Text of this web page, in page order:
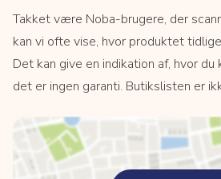
Takket være Noba-brugere, der
kan vi ofte vise, hvor produktet
Det kan give en indikation af, hvor du
det er ingen garanti. Butikslisten er